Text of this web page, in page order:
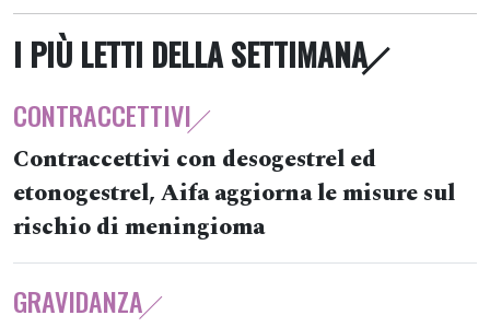
I PIÙ LETTI DELLA SETTIMANA
CONTRACCETTIVI
Contraccettivi con desogestrel ed
etonogestrel, Aifa aggiorna le misure sul
rischio di meningioma
GRAVIDANZA